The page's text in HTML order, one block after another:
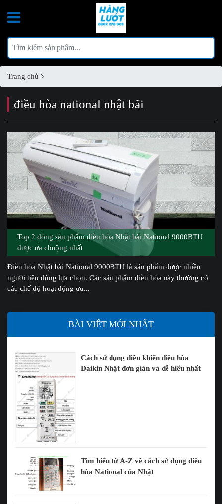
Trang chủ
điều hòa national nhật bãi
Top 2 dòng sản phẩm điều hòa Nhật bãi National 9000BTU
được ưa chuộng nhất
Điều hòa Nhật bãi National 9000BTU là sản phẩm được nhiều
người tiêu dùng lựa chọn. Các sản phẩm điều hòa này thường có
các chế độ hoạt động ưu...
BÀI VIẾT MỚI NHẤT
Cách sử dụng điều khiển điều hòa
Daikin Nhật đơn giản và dễ hiểu nhất
Tìm hiểu từ A-Z về cách sử dụng điều
hòa National của Nhật